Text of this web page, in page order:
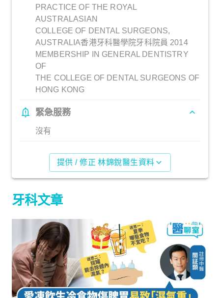
PRACTICE OF THE ROYAL
AUSTRALASIAN
COLLEGE OF DENTAL SURGEONS,
AUSTRALIA香港牙科醫學院牙科院員 2014
MEMBERSHIP IN GENERAL DENTISTRY
OF
THE COLLEGE OF DENTAL SURGEONS OF
HONG KONG
緊急服務
沒有
提供 / 修正 林錦銳醫生資料
牙科文章